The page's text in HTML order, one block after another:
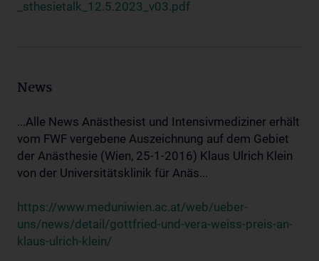
_sthesietalk_12.5.2023_v03.pdf
News
...Alle News Anästhesist und Intensivmediziner erhält
vom FWF vergebene Auszeichnung auf dem Gebiet
der Anästhesie (Wien, 25-1-2016) Klaus Ulrich Klein
von der Universitätsklinik für Anäs...
https://www.meduniwien.ac.at/web/ueber-
uns/news/detail/gottfried-und-vera-weiss-preis-an-
klaus-ulrich-klein/